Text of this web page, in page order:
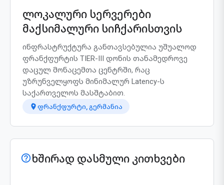
ლოკალური სერვერები
მაქსიმალური სიჩქარისთვის
ინფრასტრუქტურა განთავსებულია უშუალოდ
ფრანქფურტის TIER-III დონის თანამედროვე
დაცულ მონაცემთა ცენტრში, რაც
უზრუნველყოფს მინიმალურ Latency-ს
საქართველოს მასშტაბით.
ფრანქფურტი, გერმანია
ხშირად დასმული კითხვები